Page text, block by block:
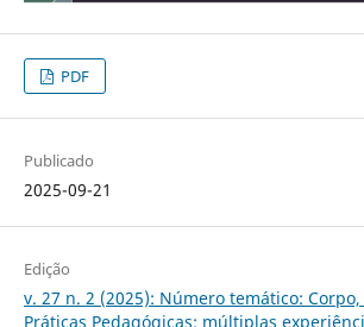
PDF
Publicado
2025-09-21
Edição
v. 27 n. 2 (2025): Número temático: Corpo,
Práticas Pedagógicas: múltiplas